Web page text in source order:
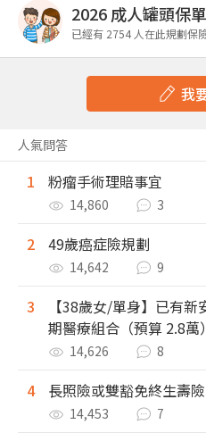
2026 成人罐頭保單
已經有 2754 人在此規劃保
我
人氣問答
1 粉瘤手術理賠事宜
14,860 3
2 49歲癌症險規劃
14,642 9
3
【38歲女/單身】已有
期醫療組合（預算 2.8萬）
14,626 8
4 長照險或雙豁免終生壽險
14,453 7